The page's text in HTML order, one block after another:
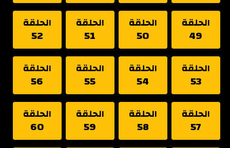
الحلقة
49
الحلقة
50
الحلقة
51
الحلقة
52
الحلقة
53
الحلقة
54
الحلقة
55
الحلقة
56
الحلقة
57
الحلقة
58
الحلقة
59
الحلقة
60